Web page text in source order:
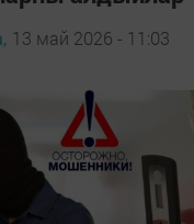
13 май 2026 - 11:03